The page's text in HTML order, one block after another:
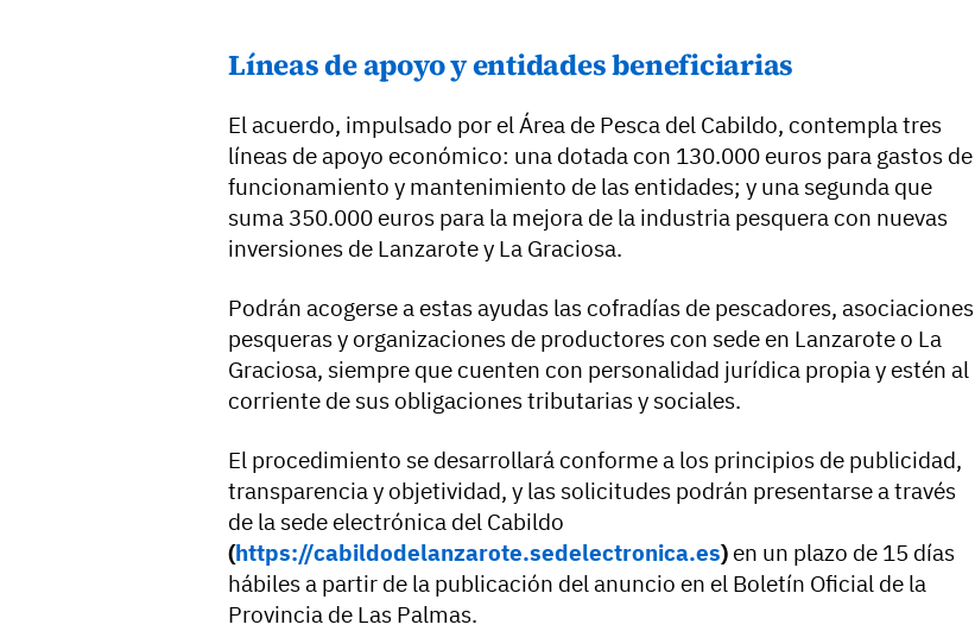
Líneas de apoyo y entidades beneficiarias
El acuerdo, impulsado por el Área de Pesca del Cabildo, contempla tres
líneas de apoyo económico: una dotada con 130.000 euros para gastos de
funcionamiento y mantenimiento de las entidades; y una segunda que
suma 350.000 euros para la mejora de la industria pesquera con nuevas
inversiones de Lanzarote y La Graciosa.
Podrán acogerse a estas ayudas las cofradías de pescadores, asociaciones
pesqueras y organizaciones de productores con sede en Lanzarote o La
Graciosa, siempre que cuenten con personalidad jurídica propia y estén al
corriente de sus obligaciones tributarias y sociales.
El procedimiento se desarrollará conforme a los principios de publicidad,
transparencia y objetividad, y las solicitudes podrán presentarse a través
de la sede electrónica del Cabildo
(https://cabildodelanzarote.sedelectronica.es) en un plazo de 15 días
hábiles a partir de la publicación del anuncio en el Boletín Oficial de la
Provincia de Las Palmas.